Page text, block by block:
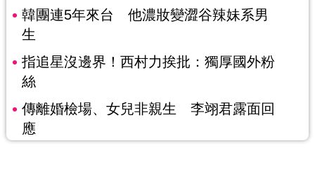
韓團連5年來台 他濃妝變澀谷辣妹系男
生
指追星沒邊界！西村力挨批：獨厚國外粉
絲
傳離婚檢場、女兒非親生 李翊君露面回
應